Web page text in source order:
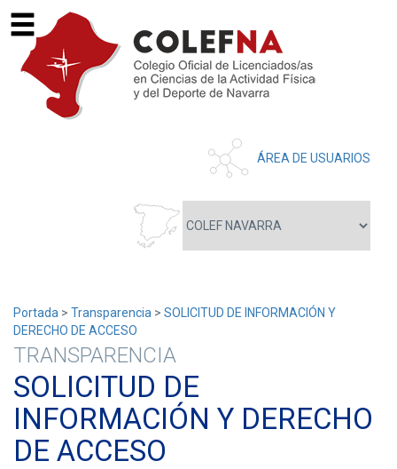
ÁREA DE USUARIOS
Portada > Transparencia > SOLICITUD DE INFORMACIÓN Y
DERECHO DE ACCESO
TRANSPARENCIA
SOLICITUD DE
INFORMACIÓN Y DERECHO
DE ACCESO